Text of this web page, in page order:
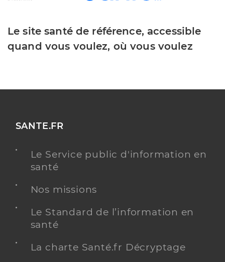
Le site santé de référence, accessible
quand vous voulez, où vous voulez
SANTE.FR
Le Service public d'information en
santé
Nos missions
Le Standard de l’information en
santé
La charte Santé.fr Décryptage